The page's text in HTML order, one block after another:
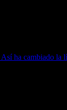
Así ha cambiado la